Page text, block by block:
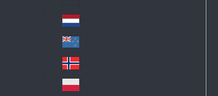
a
La
tin
A
m
eri
ca
Ne
th
erl
an
ds
Ne
w
Ze
al
No
rw